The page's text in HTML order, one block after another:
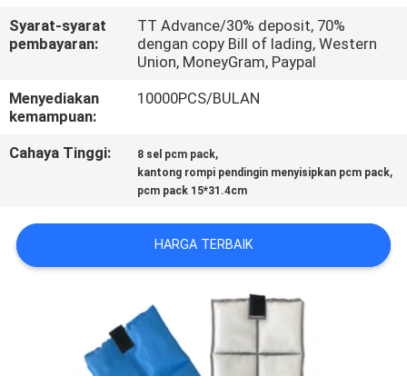
HUBUNGI
KAMI
BERITA
KASUS
SITEMAP
Syarat-syarat
pembayaran:
TT Advance/30% deposit, 70%
dengan copy Bill of lading, Western
Union, MoneyGram, Paypal
Menyediakan
kemampuan:
10000PCS/BULAN
Cahaya Tinggi: 8 sel pcm pack,
kantong rompi pendingin menyisipkan pcm pack,
pcm pack 15*31.4cm
HARGA TERBAIK